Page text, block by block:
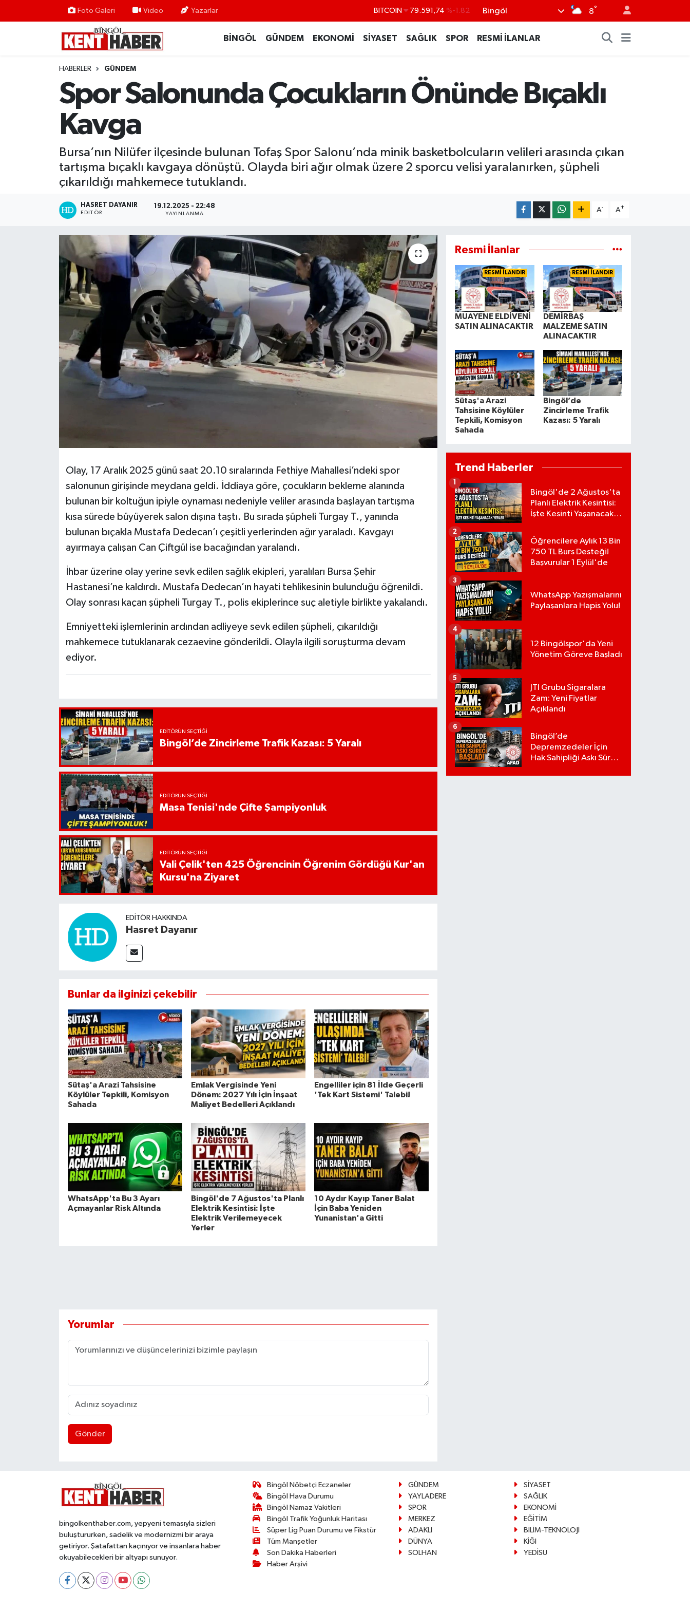
Foto Galeri Video Yazarlar
45,43620
EURO 53,38690 %0.19
BİST100 14.598,00 %0
Bingöl 8°
BİNGÖL GÜNDEM EKONOMİ SİYASET SAĞLIK SPOR RESMİ İLANLAR
HABERLER GÜNDEM
Spor Salonunda Çocukların Önünde Bıçaklı
Kavga
Bursa’nın Nilüfer ilçesinde bulunan Tofaş Spor Salonu’nda minik basketbolcuların velileri arasında çıkan
tartışma bıçaklı kavgaya dönüştü. Olayda biri ağır olmak üzere 2 sporcu velisi yaralanırken, şüpheli
çıkarıldığı mahkemece tutuklandı.
HASRET DAYANIR
EDITÖR
19.12.2025 - 22:48
YAYINLANMA
A- A+
Olay, 17 Aralık 2025 günü saat 20.10 sıralarında Fethiye Mahallesi’ndeki spor
salonunun girişinde meydana geldi. İddiaya göre, çocukların bekleme alanında
bulunan bir koltuğun ipiyle oynaması nedeniyle veliler arasında başlayan tartışma
kısa sürede büyüyerek salon dışına taştı. Bu sırada şüpheli Turgay T., yanında
bulunan bıçakla Mustafa Dedecan’ı çeşitli yerlerinden ağır yaraladı. Kavgayı
ayırmaya çalışan Can Çiftgül ise bacağından yaralandı.
İhbar üzerine olay yerine sevk edilen sağlık ekipleri, yaralıları Bursa Şehir
Hastanesi’ne kaldırdı. Mustafa Dedecan’ın hayati tehlikesinin bulunduğu öğrenildi.
Olay sonrası kaçan şüpheli Turgay T., polis ekiplerince suç aletiyle birlikte yakalandı.
Emniyetteki işlemlerinin ardından adliyeye sevk edilen şüpheli, çıkarıldığı
mahkemece tutuklanarak cezaevine gönderildi. Olayla ilgili soruşturma devam
ediyor.
EDITÖRÜN SEÇTIĞI
Bingöl’de Zincirleme Trafik Kazası: 5 Yaralı
EDITÖRÜN SEÇTIĞI
Masa Tenisi'nde Çifte Şampiyonluk
EDITÖRÜN SEÇTIĞI
Vali Çelik'ten 425 Öğrencinin Öğrenim Gördüğü Kur'an
Kursu'na Ziyaret
EDITÖR HAKKINDA
Hasret Dayanır
Bunlar da ilginizi çekebilir
Sütaş'a Arazi Tahsisine
Köylüler Tepkili, Komisyon
Sahada
Emlak Vergisinde Yeni
Dönem: 2027 Yılı İçin İnşaat
Maliyet Bedelleri Açıklandı
Engelliler için 81 İlde Geçerli
'Tek Kart Sistemi' Talebi!
WhatsApp'ta Bu 3 Ayarı
Açmayanlar Risk Altında
Bingöl'de 7 Ağustos'ta Planlı
Elektrik Kesintisi: İşte
Elektrik Verilemeyecek
Yerler
10 Aydır Kayıp Taner Balat
İçin Baba Yeniden
Yunanistan'a Gitti
Yorumlar
Gönder
Resmi İlanlar
RESMİ İLANDIR
MUAYENE ELDİVENİ
SATIN ALINACAKTIR
RESMİ İLANDIR
DEMİRBAŞ
MALZEME SATIN
ALINACAKTIR
Sütaş'a Arazi
Tahsisine Köylüler
Tepkili, Komisyon
Sahada
Bingöl’de
Zincirleme Trafik
Kazası: 5 Yaralı
Trend Haberler
Bingöl'de 2 Ağustos'ta
Planlı Elektrik Kesintisi:
İşte Kesinti Yaşanacak
Öğrencilere Aylık 13 Bin
750 TL Burs Desteği!
Başvurular 1 Eylül'de
2
WhatsApp Yazışmalarını
Paylaşanlara Hapis Yolu!
3
12 Bingölspor'da Yeni
Yönetim Göreve Başladı
4
JTI Grubu Sigaralara
Zam: Yeni Fiyatlar
Açıklandı
5
Bingöl’de
Depremzedeler İçin
Hak Sahipliği Askı Süreci
6
bingolkenthaber.com, yepyeni temasıyla sizleri
buluştururken, sadelik ve modernizmi bir araya
getiriyor. Şatafattan kaçınıyor ve insanlara haber
okuyabilecekleri bir altyapı sunuyor.
Bingöl Nöbetçi Eczaneler
Bingöl Hava Durumu
Bingöl Namaz Vakitleri
Bingöl Trafik Yoğunluk Haritası
Süper Lig Puan Durumu ve Fikstür
Tüm Manşetler
Son Dakika Haberleri
Haber Arşivi
GÜNDEM
SİYASET
YAYLADERE
SAĞLIK
SPOR
EKONOMİ
MERKEZ
EĞİTİM
ADAKLI
BİLİM-TEKNOLOJİ
DÜNYA
KİĞI
SOLHAN
YEDİSU
BİLİM-TEKNOLOJİ
RESMİ İLANLAR
Bingöl Nöbetçi Eczaneler
Bingöl Hava Durumu
Bingöl Namaz Vakitleri
Bingöl Trafik Yoğunluk Haritası
Tüm Manşetler